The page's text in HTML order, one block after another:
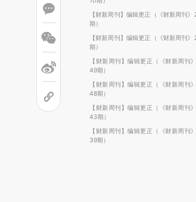
【财新周刊】编辑更正（《财新周刊
期）
【财新周刊】编辑更正（《财新周刊
期）
【财新周刊】编辑更正（《财新周刊
49期）
【财新周刊】编辑更正（《财新周刊
48期）
【财新周刊】编辑更正（《财新周刊
43期）
【财新周刊】编辑更正（《财新周刊
39期）